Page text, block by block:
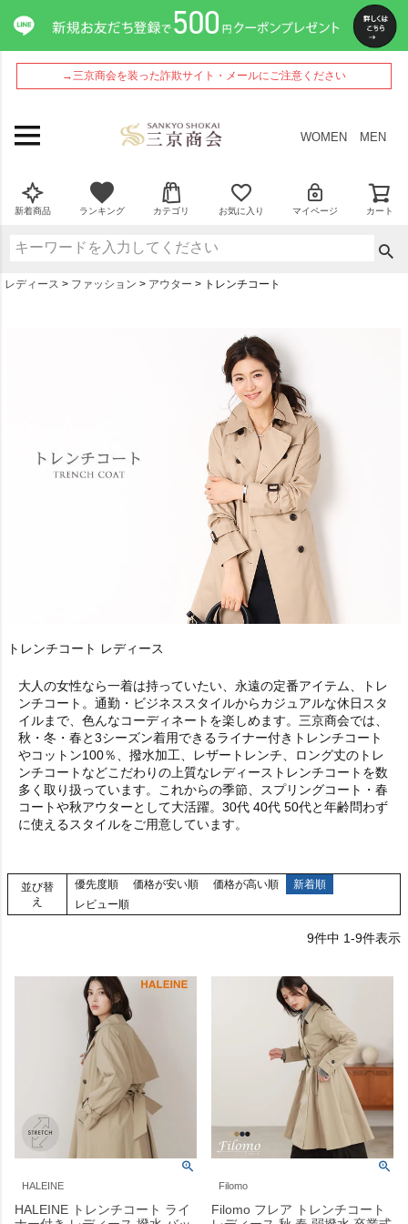
→三京商会を装った詐欺サイト・メールにご注意ください
WOMEN MEN
新着商品 ランキング カテゴリ お気に入り マイページ カート
レディース ファッション アウター トレンチコート
トレンチコート レディース
大人の女性なら一着は持っていたい、永遠の定番アイテム、トレ
ンチコート。通勤・ビジネススタイルからカジュアルな休日スタ
イルまで、色んなコーディネートを楽しめます。三京商会では、
秋・冬・春と3シーズン着用できるライナー付きトレンチコート
やコットン100％、撥水加工、レザートレンチ、ロング丈のトレ
ンチコートなどこだわりの上質なレディーストレンチコートを数
多く取り扱っています。これからの季節、スプリングコート・春
コートや秋アウターとして大活躍。30代 40代 50代と年齢問わず
に使えるスタイルをご用意しています。
並び替
え
優先度順 価格が安い順 価格が高い順
新着順
レビュー順
9件中 1-9件表示
HALEINE
HALEINE トレンチコート ライ
Filomo
Filomo フレア トレンチコート